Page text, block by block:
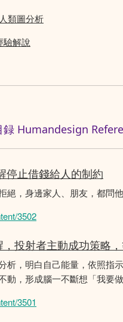
人類圖分析
驗解說
録 Humandesign
停止借錢給人的制約
絕，身邊家人、朋友，都問
3502
，投射者主動成功策略
析，明白自己能量，依照指
動，形成腦一不斷想「我要做
3501